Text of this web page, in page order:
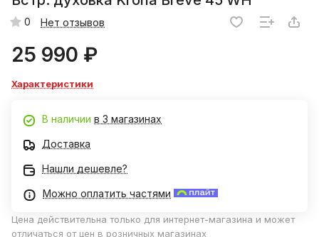
0 Нет отзывов
25 990 ₽
Характеристики
В наличии в 3 магазинах
Доставка
Нашли дешевле?
Можно оплатить частями
Цена действительна только для интернет-магазина и может
отличаться от цен в розничных магазинах